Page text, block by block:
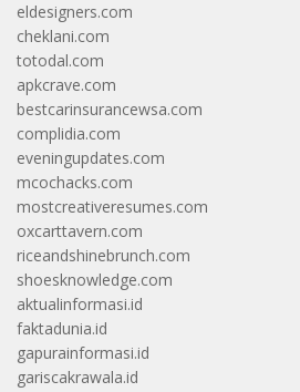
eldesigners.com
cheklani.com
totodal.com
apkcrave.com
bestcarinsurancewsa.com
complidia.com
eveningupdates.com
mcochacks.com
mostcreativeresumes.com
oxcarttavern.com
riceandshinebrunch.com
shoesknowledge.com
aktualinformasi.id
faktadunia.id
gapurainformasi.id
gariscakrawala.id